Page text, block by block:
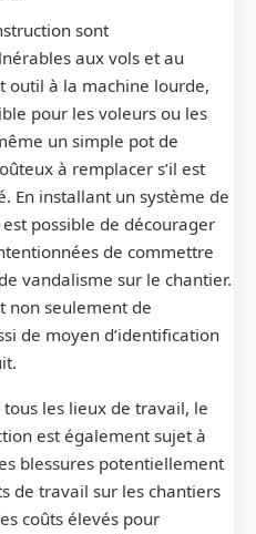
sont
aux vols et au
outil à la machine lourde,
pour les voleurs ou les
un simple pot de
à remplacer s’il est
En installant un système de
possible de décourager
de commettre
vandalisme sur le chantier.
non seulement de
de moyen d’identification
les lieux de travail, le
est également sujet à
blessures potentiellement
de travail sur les chantiers
coûts élevés pour